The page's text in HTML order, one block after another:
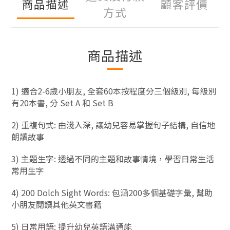
商品描述
方式
顧客評價
商品描述
1) 適合2-6歲小朋友, 全套60本按程度分三個級別, 每級別
有20本書, 分 Set A和 Set B
2) 重複句式: 由淺入深, 讓幼兒容易掌握句子結構, 自信地
朗讀故事
3) 主題生字: 透過不同的主題和故事情境，學習日常生活
常用生字
4) 200 Dolch Sight Words: 包涵200多個基礎字彙, 幫助
小朋友閱讀其他英文書籍
5) 日常用語: 提升幼兒英語溝通能